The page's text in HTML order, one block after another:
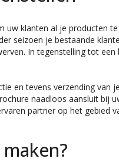
uw klanten al je producten
seizoen je bestaande
In tegenstelling tot
en tevens verzending
naadloos aansluit bij
partner op het gebied